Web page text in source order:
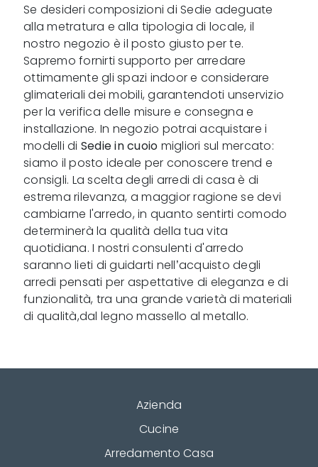
Se desideri composizioni di Sedie adeguate
alla metratura e alla tipologia di locale, il
nostro negozio è il posto giusto per te.
Sapremo fornirti supporto per arredare
ottimamente gli spazi indoor e considerare
glimateriali dei mobili, garantendoti unservizio
per la verifica delle misure e consegna e
installazione. In negozio potrai acquistare i
modelli di Sediein cuoio migliori sul mercato:
siamo il posto ideale per conoscere trend e
consigli. La scelta degli arredi di casa è di
estrema rilevanza, a maggior ragione se devi
cambiarne l'arredo, in quanto sentirti comodo
determinerà la qualità della tua vita
quotidiana. I nostri consulenti d'arredo
saranno lieti di guidarti nell’acquisto degli
arredi pensati per aspettative di eleganza e di
funzionalità, tra una grande varietà di materiali
di qualità,dal legno massello al metallo.
Azienda
Cucine
Arredamento Casa